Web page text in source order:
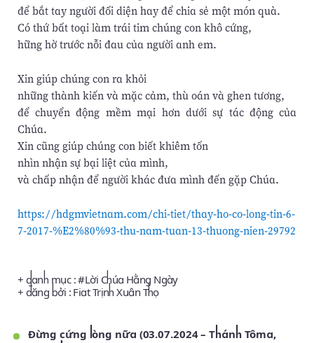
để bắt tay người đối diện hay để chia sẻ một món quà.
Có thứ bất toại làm trái tim chúng con khô cứng,
hững hờ trước nỗi đau của người anh em.
Xin giúp chúng con ra khỏi
những thành kiến và mặc cảm, thù oán và ghen tương,
để chuyển động mềm mại hơn dưới sự tác động của
Chúa.
Xin cũng giúp chúng con biết khiêm tốn
nhìn nhận sự bại liệt của mình,
và chấp nhận để người khác đưa mình đến gặp Chúa.
https://hdgmvietnam.com/chi-tiet/thay-ho-co-long-tin-6-
7-2017-%E2%80%93-thu-nam-tuan-13-thuong-nien-29792
+ danh mục : #Lời Chúa Hằng Ngày
+ đăng bởi : Fiat Trịnh Xuân Thọ
Đừng cứng lòng nữa (03.07.2024 – Thánh Tôma,